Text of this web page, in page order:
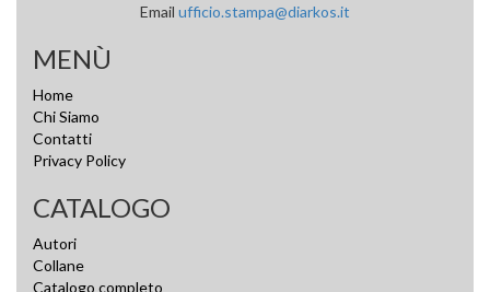
Email ufficio.stampa@diarkos.it
MENÙ
Home
Chi Siamo
Contatti
Privacy Policy
CATALOGO
Autori
Collane
Catalogo completo